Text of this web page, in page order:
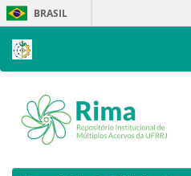
Skip
navigation
BRASIL